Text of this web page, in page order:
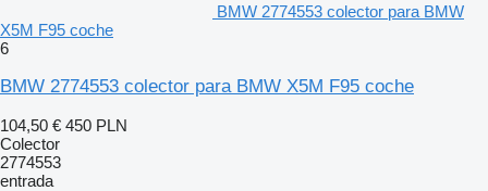
BMW 2774553 colector para BMW
X5M F95 coche
6
BMW 2774553 colector para BMW X5M F95 coche
104,50 € 450 PLN
Colector
2774553
entrada